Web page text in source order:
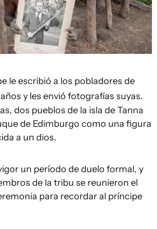
le escribió a los pobladores de
y les envió fotografías suyas.
dos pueblos de la isla de Tanna
de Edimburgo como una figura
a un dios.
un período de duelo formal, y
de la tribu se reunieron el
para recordar al príncipe